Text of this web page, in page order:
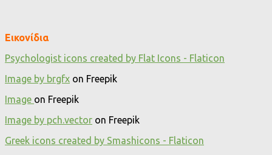
Εικονίδια
Psychologist icons created by Flat Icons - Flaticon
Image by brgfx on Freepik
Image on Freepik
Image by pch.vector on Freepik
Greek icons created by Smashicons - Flaticon